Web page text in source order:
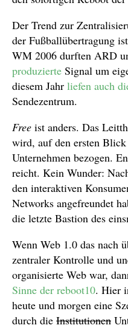
Der Trend zur
der Fußballübertragung
WM 2006 durften ARD
produzierte Signal um
diesem Jahr liefen auch
Sendezentrum.
Free ist anders. Das
wird, auf den ersten
Unternehmen bezogen.
reicht. Kein Wunder:
den interaktiven
Networks angefreundet
die letzte Bastion des
Wenn Web 1.0 das nach
zentraler Kontrolle und
organisierte Web war,
Sinne der reboot10. Hier
heute und morgen eine
durch die Institutionen